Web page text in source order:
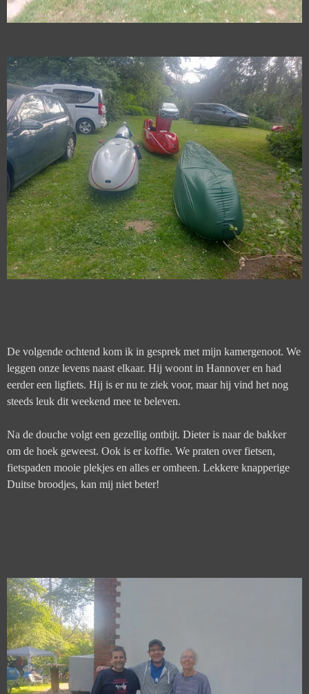
De volgende ochtend kom ik in gesprek met mijn kamergenoot. We
leggen onze levens naast elkaar. Hij woont in Hannover en had
eerder een ligfiets. Hij is er nu te ziek voor, maar hij vind het nog
steeds leuk dit weekend mee te beleven.
Na de douche volgt een gezellig ontbijt. Dieter is naar de bakker
om de hoek geweest. Ook is er koffie. We praten over fietsen,
fietspaden mooie plekjes en alles er omheen. Lekkere knapperige
Duitse broodjes, kan mij niet beter!